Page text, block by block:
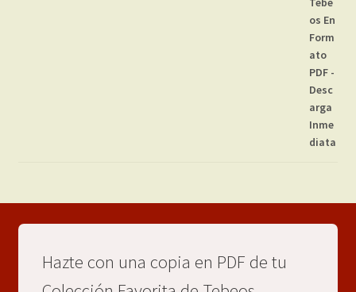
Hazte con una copia en PDF de tu